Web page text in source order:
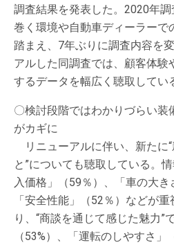
調査結果を発表した。2020年
巻く環境や自動車ディーラーで
踏まえ、7年ぶりに調査内容を
アルした同調査では、顧客体験
するデータを幅広く聴取してい
〇検討段階ではわかりづらい装
がカギに
リニューアルに伴い、新たに
と”についても聴取している。
入価格」（59％）、「車の大き
「安全性能」（52％）などが
り、“商談を通じて感じた魅力”
（53%）、「運転のしやすさ」